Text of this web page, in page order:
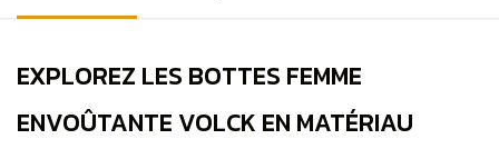
EXPLOREZ LES BOTTES FEMME
ENVOÛTANTE VOLCK EN MATÉRIAU